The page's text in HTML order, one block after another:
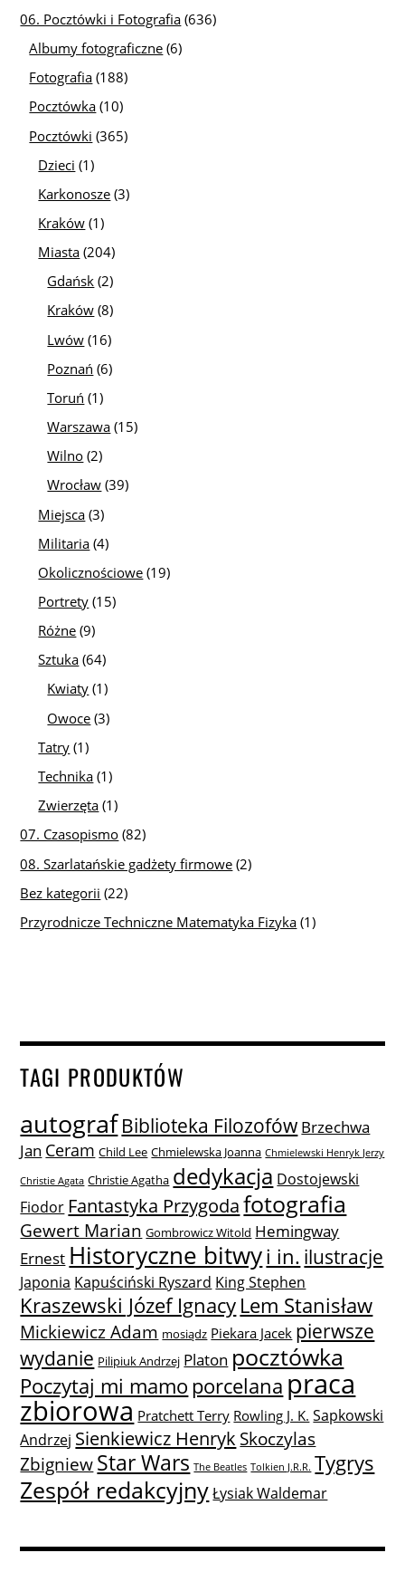
06. Pocztówki i Fotografia (636)
Albumy fotograficzne (6)
Fotografia (188)
Pocztówka (10)
Pocztówki (365)
Dzieci (1)
Karkonosze (3)
Kraków (1)
Miasta (204)
Gdańsk (2)
Kraków (8)
Lwów (16)
Poznań (6)
Toruń (1)
Warszawa (15)
Wilno (2)
Wrocław (39)
Miejsca (3)
Militaria (4)
Okolicznościowe (19)
Portrety (15)
Różne (9)
Sztuka (64)
Kwiaty (1)
Owoce (3)
Tatry (1)
Technika (1)
Zwierzęta (1)
07. Czasopismo (82)
08. Szarlatańskie gadżety firmowe (2)
Bez kategorii (22)
Przyrodnicze Techniczne Matematyka Fizyka (1)
TAGI PRODUKTÓW
autografBiblioteka Filozofów Brzechwa
Jan Ceram Child Lee Chmielewska Joanna Chmielewski Henryk Jerzy
Christie Agata Christie Agatha dedykacja Dostojewski
Fiodor Fantastyka Przygodafotografia
Gewert Marian Gombrowicz Witold Hemingway
Ernest Historyczne bitwyi in. ilustracje
Japonia Kapuściński Ryszard King Stephen
Kraszewski Józef Ignacy Lem Stanisław
Mickiewicz Adam mosiądz Piekara Jacek pierwsze
wydanie Pilipiuk Andrzej Platon pocztówka
Poczytaj mi mamoporcelana praca
zbiorowa Pratchett Terry Rowling J. K. Sapkowski
Andrzej Sienkiewicz Henryk Skoczylas
ZbigniewStar Wars The Beatles Tolkien J.R.R. Tygrys
Zespół redakcyjny Łysiak Waldemar